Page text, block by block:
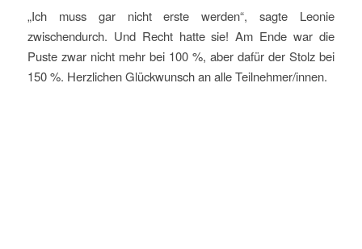
„Ich muss gar nicht erste werden“, sagte Leonie
zwischendurch. Und Recht hatte sie! Am Ende war die
Puste zwar nicht mehr bei 100 %, aber dafür der Stolz bei
150 %. Herzlichen Glückwunsch an alle Teilnehmer/innen.